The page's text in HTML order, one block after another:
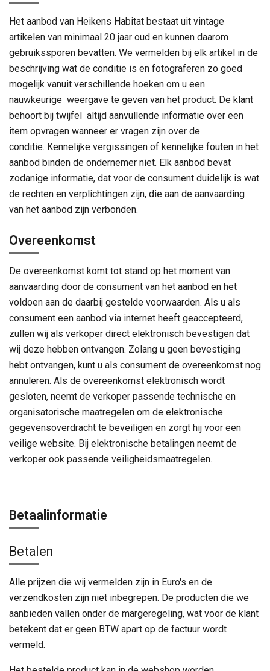
Het aanbod van Heikens Habitat bestaat uit vintage
artikelen van minimaal 20 jaar oud en kunnen daarom
gebruikssporen bevatten. We vermelden bij elk artikel in de
beschrijving wat de conditie is en fotograferen zo goed
mogelijk vanuit verschillende hoeken om u een
nauwkeurige weergave te geven van het product. De klant
behoort bij twijfel altijd aanvullende informatie over een
item opvragen wanneer er vragen zijn over de
conditie. Kennelijke vergissingen of kennelijke fouten in het
aanbod binden de ondernemer niet. Elk aanbod bevat
zodanige informatie, dat voor de consument duidelijk is wat
de rechten en verplichtingen zijn, die aan de aanvaarding
van het aanbod zijn verbonden.
Overeenkomst
De overeenkomst komt tot stand op het moment van
aanvaarding door de consument van het aanbod en het
voldoen aan de daarbij gestelde voorwaarden. Als u als
consument een aanbod via internet heeft geaccepteerd,
zullen wij als verkoper direct elektronisch bevestigen dat
wij deze hebben ontvangen. Zolang u geen bevestiging
hebt ontvangen, kunt u als consument de overeenkomst nog
annuleren. Als de overeenkomst elektronisch wordt
gesloten, neemt de verkoper passende technische en
organisatorische maatregelen om de elektronische
gegevensoverdracht te beveiligen en zorgt hij voor een
veilige website. Bij elektronische betalingen neemt de
verkoper ook passende veiligheidsmaatregelen.
Betaalinformatie
Betalen
Alle prijzen die wij vermelden zijn in Euro's en de
verzendkosten zijn niet inbegrepen. De producten die we
aanbieden vallen onder de margeregeling, wat voor de klant
betekent dat er geen BTW apart op de factuur wordt
vermeld.